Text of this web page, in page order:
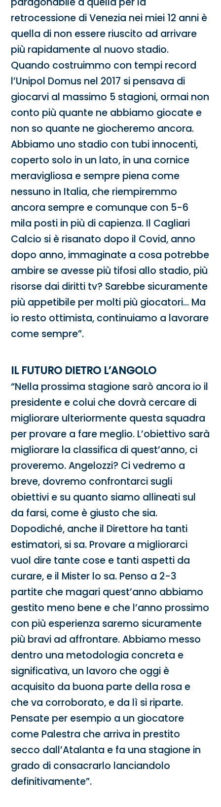
retrocessione di Venezia nei miei 12 anni è
quella di non essere riuscito ad arrivare
più rapidamente al nuovo stadio.
Quando costruimmo con tempi record
l’Unipol Domus nel 2017 si pensava di
giocarvi al massimo 5 stagioni, ormai non
conto più quante ne abbiamo giocate e
non so quante ne giocheremo ancora.
Abbiamo uno stadio con tubi innocenti,
coperto solo in un lato, in una cornice
meravigliosa e sempre piena come
nessuno in Italia, che riempiremmo
ancora sempre e comunque con 5-6
mila posti in più di capienza. Il Cagliari
Calcio si è risanato dopo il Covid, anno
dopo anno, immaginate a cosa potrebbe
ambire se avesse più tifosi allo stadio, più
risorse dai diritti tv? Sarebbe sicuramente
più appetibile per molti più giocatori… Ma
io resto ottimista, continuiamo a lavorare
come sempre”.
IL FUTURO DIETRO L’ANGOLO
“Nella prossima stagione sarò ancora io il
presidente e colui che dovrà cercare di
migliorare ulteriormente questa squadra
per provare a fare meglio. L’obiettivo sarà
migliorare la classifica di quest’anno, ci
proveremo. Angelozzi? Ci vedremo a
breve, dovremo confrontarci sugli
obiettivi e su quanto siamo allineati sul
da farsi, come è giusto che sia.
Dopodiché, anche il Direttore ha tanti
estimatori, si sa. Provare a migliorarci
vuol dire tante cose e tanti aspetti da
curare, e il Mister lo sa. Penso a 2-3
partite che magari quest’anno abbiamo
gestito meno bene e che l’anno prossimo
con più esperienza saremo sicuramente
più bravi ad affrontare. Abbiamo messo
dentro una metodologia concreta e
significativa, un lavoro che oggi è
acquisito da buona parte della rosa e
che va corroborato, e da lì si riparte.
Pensate per esempio a un giocatore
come Palestra che arriva in prestito
secco dall’Atalanta e fa una stagione in
grado di consacrarlo lanciandolo
definitivamente”.